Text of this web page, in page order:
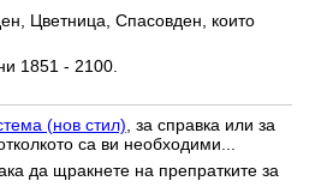
Цветница, Спасовден, които
1851 - 2100.
(нов стил), за справка или за
са ви необходими...
да щракнете на препратките за